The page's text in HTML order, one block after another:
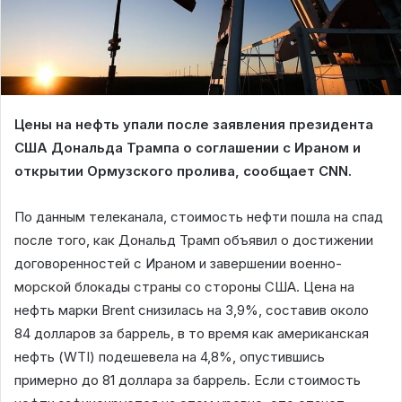
Цены на нефть упали после заявления президента
США Дональда Трампа о соглашении с Ираном и
открытии Ормузского пролива, сообщает CNN.
По данным телеканала, стоимость нефти пошла на спад
после того, как Дональд Трамп объявил о достижении
договоренностей с Ираном и завершении военно-
морской блокады страны со стороны США. Цена на
нефть марки Brent снизилась на 3,9%, составив около
84 долларов за баррель, в то время как американская
нефть (WTI) подешевела на 4,8%, опустившись
примерно до 81 доллара за баррель. Если стоимость